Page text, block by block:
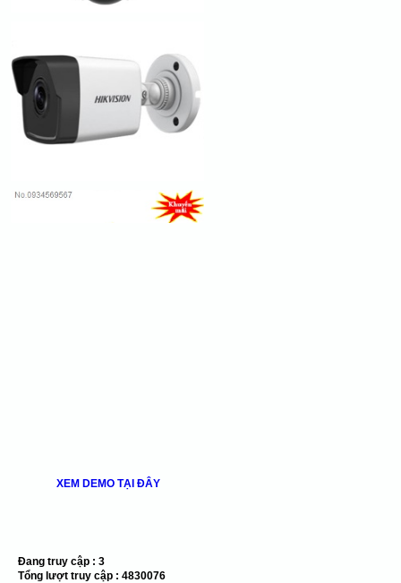
XEM DEMO TẠI ĐÂY
Đang truy cập : 3
Tổng lượt truy cập : 4830076